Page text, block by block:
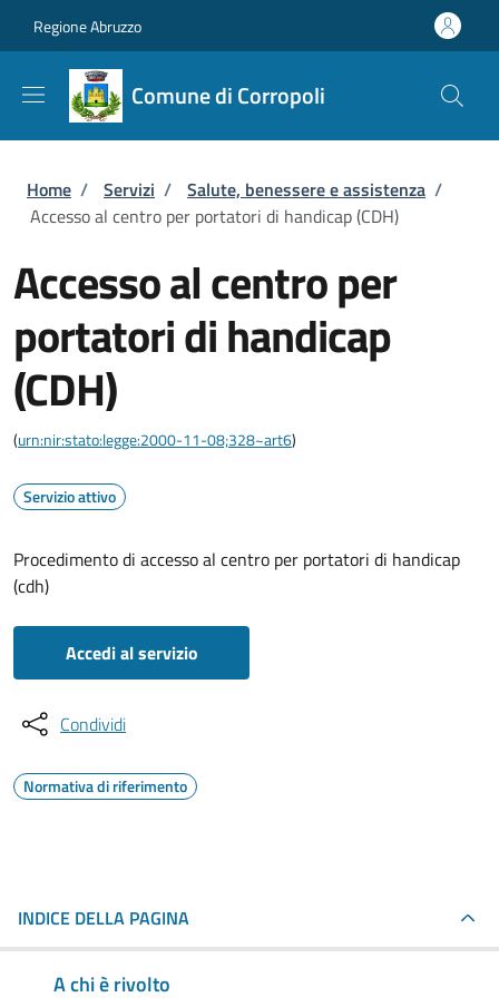
Regione Abruzzo
Comune di Corropoli
Briciole di pane
Home / Servizi / Salute, benessere e assistenza /
Accesso al centro per portatori di handicap (CDH)
Accesso al centro per
portatori di handicap
(CDH)
(urn:nir:stato:legge:2000-11-08;328~art6)
Servizio attivo
Procedimento di accesso al centro per portatori di handicap
(cdh)
Accedi al servizio
Condividi
Normativa di riferimento
INDICE DELLA PAGINA
A chi è rivolto